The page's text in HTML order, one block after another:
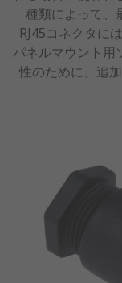
種類によって、
RJ45コネクタに
パネルマウント用
性のために、追